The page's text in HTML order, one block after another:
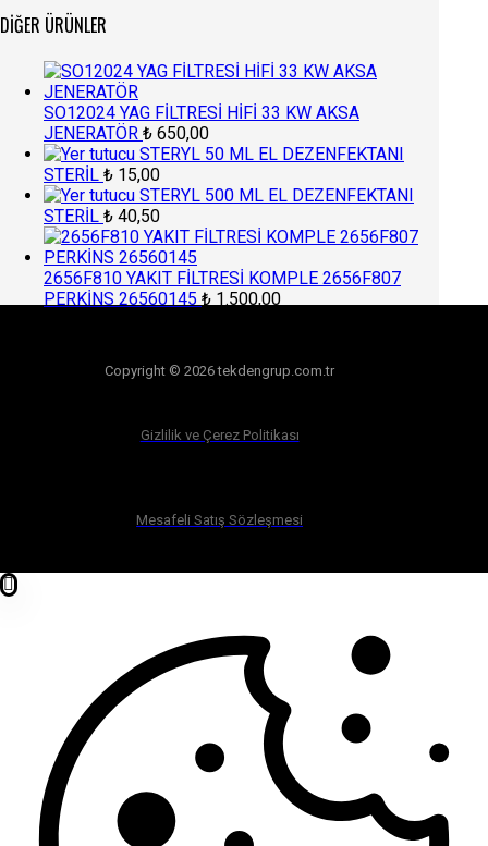
DIĞER ÜRÜNLER
SO12024 YAG FİLTRESİ HİFİ 33 KW AKSA
JENERATÖR ₺ 650,00
STERYL 50 ML EL DEZENFEKTANI
STERİL ₺ 15,00
STERYL 500 ML EL DEZENFEKTANI
STERİL ₺ 40,50
2656F810 YAKIT FİLTRESİ KOMPLE 2656F807
PERKİNS 26560145 ₺ 1.500,00
Copyright © 2026 tekdengrup.com.tr
Gizlilik ve Çerez Politikası
Mesafeli Satış Sözleşmesi